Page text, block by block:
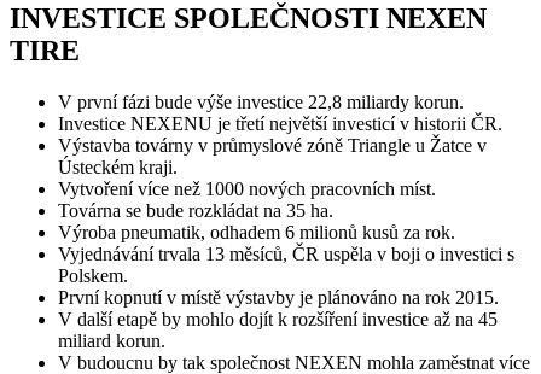
INVESTICE SPOLEČNOSTI NEXEN
TIRE
V první fázi bude výše investice 22,8 miliardy korun.
Investice NEXENU je třetí největší investicí v historii ČR.
Výstavba továrny v průmyslové zóně Triangle u Žatce v
Ústeckém kraji.
Vytvoření více než 1000 nových pracovních míst.
Továrna se bude rozkládat na 35 ha.
Výroba pneumatik, odhadem 6 milionů kusů za rok.
Vyjednávání trvala 13 měsíců, ČR uspěla v boji o investici s
Polskem.
První kopnutí v místě výstavby je plánováno na rok 2015.
V další etapě by mohlo dojít k rozšíření investice až na 45
miliard korun.
V budoucnu by tak společnost NEXEN mohla zaměstnat více